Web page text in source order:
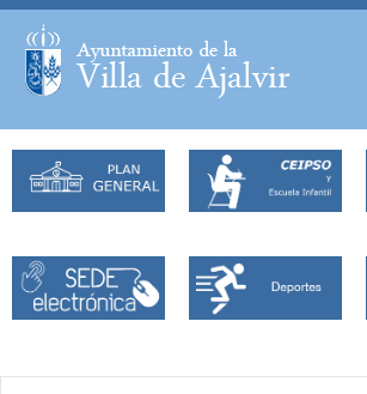
Facebook